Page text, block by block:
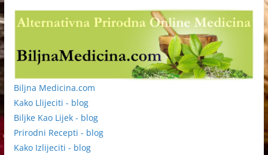
Biljna Medicina.com
Kako Llijeciti - blog
Biljke Kao Lijek - blog
Prirodni Recepti - blog
Kako Izlijeciti - blog